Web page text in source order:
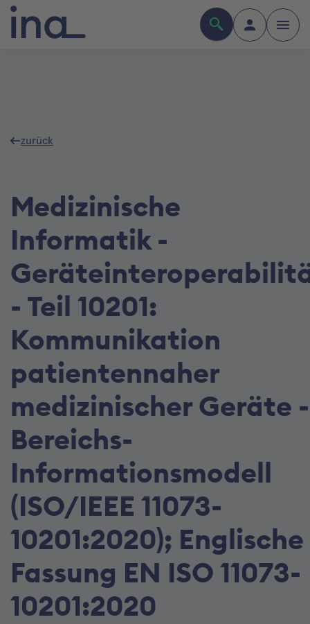
zurück
Medizinische
Informatik -
- Teil 10201:
Kommunikation
patientennaher
medizinischer Geräte -
Bereichs-
Informationsmodell
(ISO/IEEE 11073-
10201:2020); Englische
Fassung EN ISO 11073-
10201:2020